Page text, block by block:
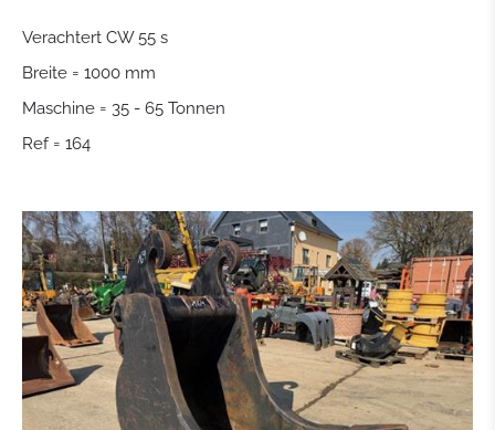
SCHNELLWECHSLER
TILTROTATOR
GRABENRÄUMLÖFFEL
HYDR. GRABENRÄUMLÖFFEL
PLATINEN FÜR HAMMER - GREIFER - USW.
SORTIERGREIFER
Verachtert CW 55 s
Breite = 1000 mm
Maschine = 35 - 65 Tonnen
Ref = 164